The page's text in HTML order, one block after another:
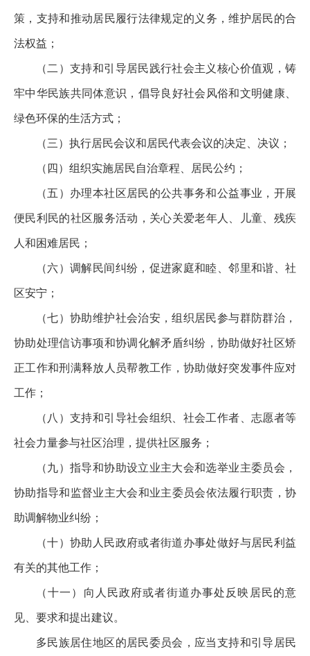
策，支持和推动居民履行法律规定的义务，维护居民的合
法权益；
（二）支持和引导居民践行社会主义核心价值观，铸
牢中华民族共同体意识，倡导良好社会风俗和文明健康、
绿色环保的生活方式；
（三）执行居民会议和居民代表会议的决定、决议；
（四）组织实施居民自治章程、居民公约；
（五）办理本社区居民的公共事务和公益事业，开展
便民利民的社区服务活动，关心关爱老年人、儿童、残疾
人和困难居民；
（六）调解民间纠纷，促进家庭和睦、邻里和谐、社
区安宁；
（七）协助维护社会治安，组织居民参与群防群治，
协助处理信访事项和协调化解矛盾纠纷，协助做好社区矫
正工作和刑满释放人员帮教工作，协助做好突发事件应对
工作；
（八）支持和引导社会组织、社会工作者、志愿者等
社会力量参与社区治理，提供社区服务；
（九）指导和协助设立业主大会和选举业主委员会，
协助指导和监督业主大会和业主委员会依法履行职责，协
助调解物业纠纷；
（十）协助人民政府或者街道办事处做好与居民利益
有关的其他工作；
（十一）向人民政府或者街道办事处反映居民的意
见、要求和提出建议。
多民族居住地区的居民委员会，应当支持和引导居民